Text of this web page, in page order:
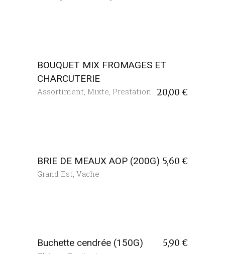
BOUQUET MIX FROMAGES ET
CHARCUTERIE
20,00 €
Assortiment, Mixte, Prestation
BRIE DE MEAUX AOP (200G) 5,60 €
Grand Est Vache
Buchette cendrée (150G) 5,90 €